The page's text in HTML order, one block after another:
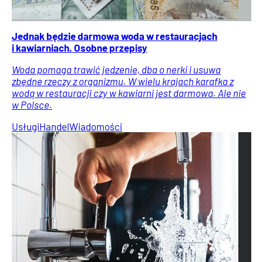
Jednak będzie darmowa woda w restauracjach
i kawiarniach. Osobne przepisy
Woda pomaga trawić jedzenie, dba o nerki i usuwa
zbędne rzeczy z organizmu. W wielu krajach karafka z
wodą w restauracji czy w kawiarni jest darmowa. Ale nie
w Polsce.
UsługiHandelWiadomości